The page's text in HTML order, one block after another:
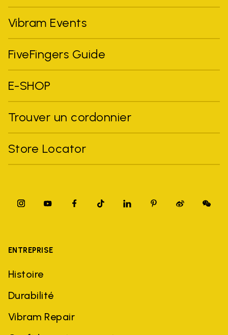
Vibram Events
FiveFingers Guide
E-SHOP
Trouver un cordonnier
Store Locator
ENTREPRISE
Histoire
Durabilité
Vibram Repair